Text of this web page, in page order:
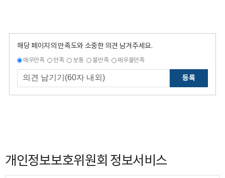
해당 페이지의 만족도와 소중한 의견 남겨주세요.
매우만족 만족 보통 불만족 매우불만족
등록
개인정보보호위원회 정보서비스